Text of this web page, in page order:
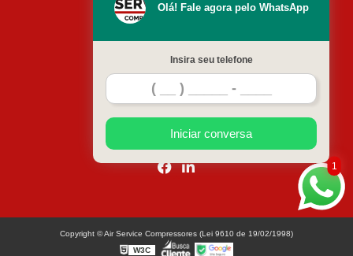
Contato
Mapa do site
1
Olá! Fale agora pelo WhatsApp
Insira seu telefone
Iniciar conversa
Copyright © Air Service Compressores (Lei 9610 de 19/02/1998)
W3C